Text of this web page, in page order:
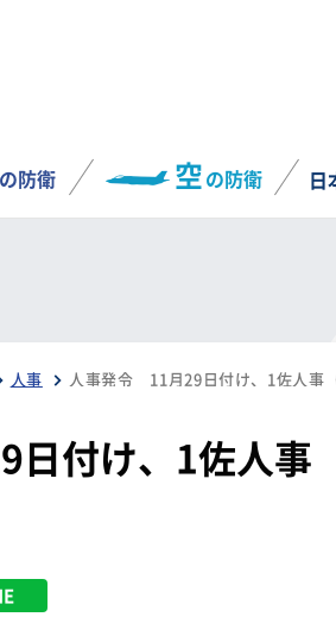
の防衛 空の防衛 日
人事 人事発令 11月29日付け、1佐人事（
付け、1佐人事